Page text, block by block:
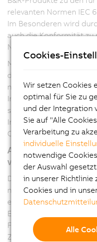
relevanten Normen IEC
Im Besonderen wird
auch die Konformität zu
Normen wie ANSI/UL
Mit dem erfolgreichen
die Produkte der
nun bei UL nicht nur in
Industrial Systems
sondern auch in der
Industrial Systems
Certified for Canada)
Auch für
wichtig
Die Zertifizierung ist
nordamerikanischen
europäische Hersteller
Endkunden in den USA.
FSPC7-Listing der B&R-
Cookies-
Wir setzen Cookies
optimal für Sie zu
und der Integration
Sie auf "Alle
Verarbeitung zu
individuelle
notwendige
der Auswahl
in unserer Richtlinie
Cookies und in
Alle